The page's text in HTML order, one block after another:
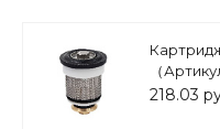
（
218.03